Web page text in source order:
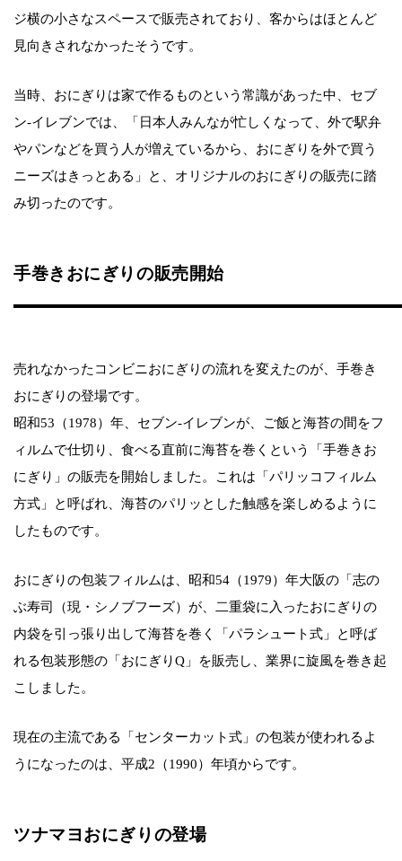
ジ横の小さなスペースで販売されており、客からはほとんど
見向きされなかったそうです。
当時、おにぎりは家で作るものという常識があった中、セブ
ン-イレブンでは、「日本人みんなが忙しくなって、外で駅弁
やパンなどを買う人が増えているから、おにぎりを外で買う
ニーズはきっとある」と、オリジナルのおにぎりの販売に踏
み切ったのです。
手巻きおにぎりの販売開始
売れなかったコンビニおにぎりの流れを変えたのが、手巻き
おにぎりの登場です。
昭和53（1978）年、セブン-イレブンが、ご飯と海苔の間をフ
ィルムで仕切り、食べる直前に海苔を巻くという「手巻きお
にぎり」の販売を開始しました。これは「パリッコフィルム
方式」と呼ばれ、海苔のパリッとした触感を楽しめるように
したものです。
おにぎりの包装フィルムは、昭和54（1979）年大阪の「志の
ぶ寿司（現・シノブフーズ）が、二重袋に入ったおにぎりの
内袋を引っ張り出して海苔を巻く「パラシュート式」と呼ば
れる包装形態の「おにぎりQ」を販売し、業界に旋風を巻き起
こしました。
現在の主流である「センターカット式」の包装が使われるよ
うになったのは、平成2（1990）年頃からです。
ツナマヨおにぎりの登場